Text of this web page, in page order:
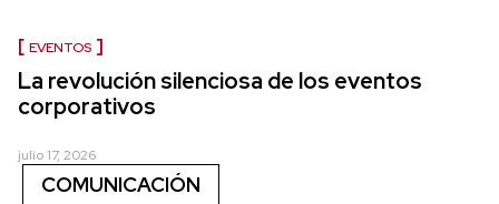
EVENTOS
La revolución silenciosa de los eventos
corporativos
julio 17, 2026
COMUNICACIÓN